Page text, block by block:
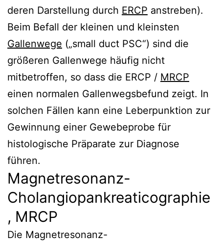
deren Darstellung durch ERCP anstreben).
Beim Befall der kleinen und kleinsten
Gallenwege („small duct PSC“) sind die
größeren Gallenwege häufig nicht
mitbetroffen, so dass die ERCP / MRCP
einen normalen Gallenwegsbefund zeigt. In
solchen Fällen kann eine Leberpunktion zur
Gewinnung einer Gewebeprobe für
histologische Präparate zur Diagnose
führen.
Magnetresonanz-
Cholangiopankreaticographie
, MRCP
Die Magnetresonanz-